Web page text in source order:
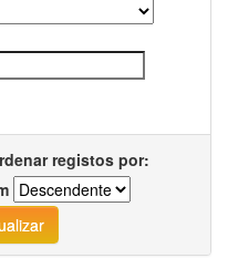
registos por: